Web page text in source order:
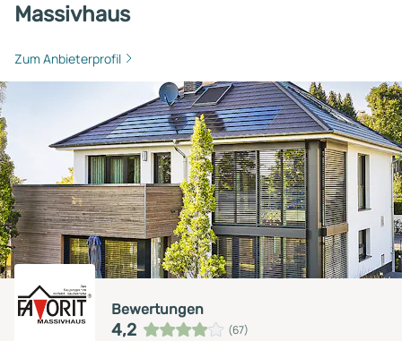
Massivhaus
Zum Anbieterprofil
Bewertungen
4,2 (67)